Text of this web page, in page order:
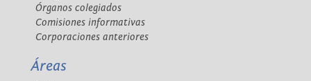
Órganos colegiados
Comisiones informativas
Corporaciones anteriores
Áreas